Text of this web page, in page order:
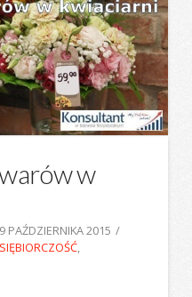
w
PAŹDZIERNIKA 2015
,